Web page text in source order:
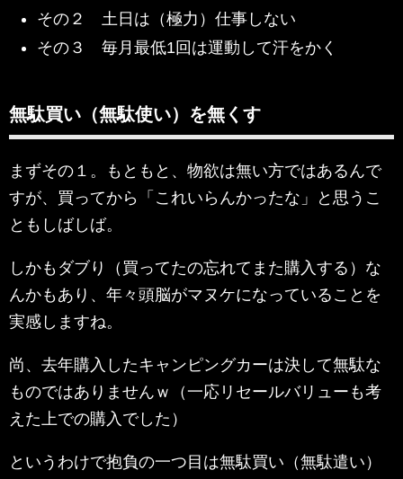
その２ 土日は（極力）仕事しない
その３ 毎月最低1回は運動して汗をかく
無駄買い（無駄使い）を無くす
まずその１。もともと、物欲は無い方ではあるんで
すが、買ってから「これいらんかったな」と思うこ
ともしばしば。
しかもダブり（買ってたの忘れてまた購入する）な
んかもあり、年々頭脳がマヌケになっていることを
実感しますね。
尚、去年購入したキャンピングカーは決して無駄な
ものではありませんｗ（一応リセールバリューも考
えた上での購入でした）
というわけで抱負の一つ目は無駄買い（無駄遣い）